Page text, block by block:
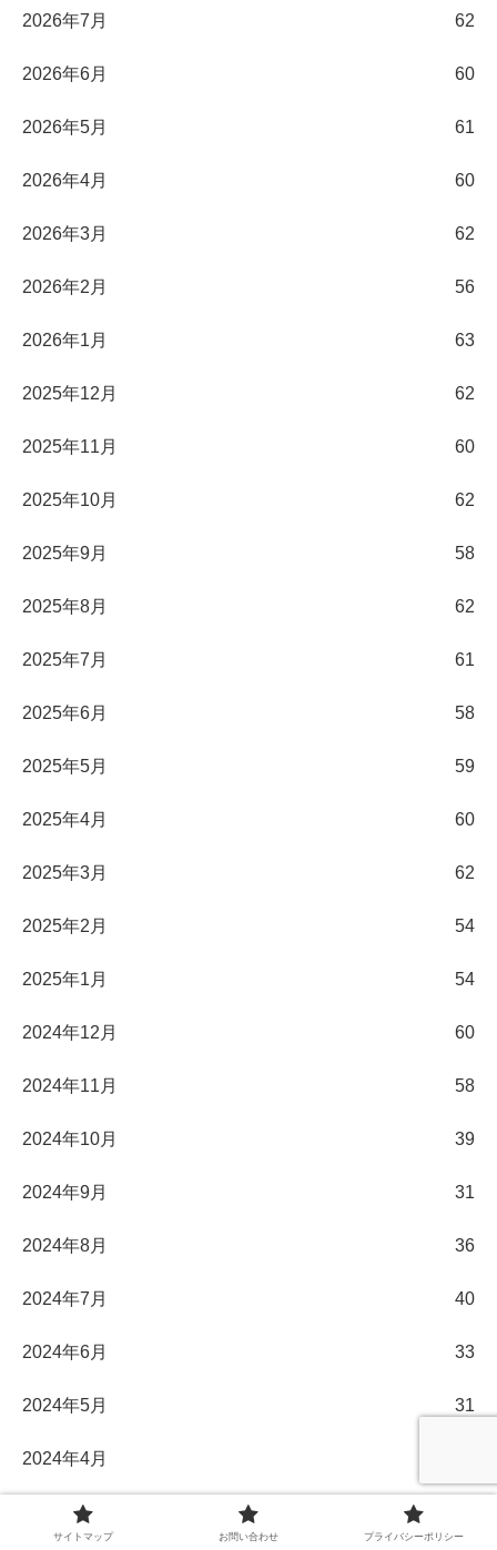
2026年7月 62
2026年6月 60
2026年5月 61
2026年4月 60
2026年3月 62
2026年2月 56
2026年1月 63
2025年12月 62
2025年11月 60
2025年10月 62
2025年9月 58
2025年8月 62
2025年7月 61
2025年6月 58
2025年5月 59
2025年4月 60
2025年3月 62
2025年2月 54
2025年1月 54
2024年12月 60
2024年11月 58
2024年10月 39
2024年9月 31
2024年8月 36
2024年7月 40
2024年6月 33
2024年5月 31
2024年4月
2024年3月
サイトマップ お問い合わせ プライバシーポリシー